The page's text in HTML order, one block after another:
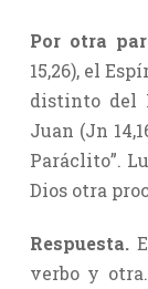
Por otra
15,26), el
distinto del
Juan (Jn
Paráclito”.
Dios otra
Respuesta.
verbo y